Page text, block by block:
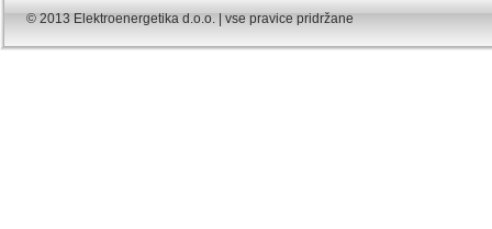
© 2013 Elektroenergetika d.o.o. | vse pravice pridržane